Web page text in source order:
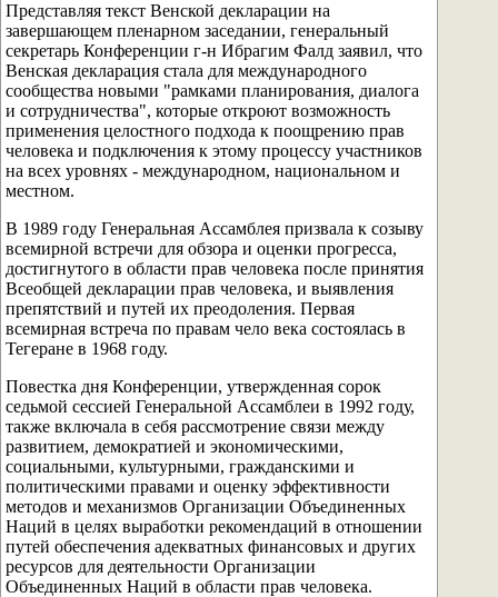
Представляя текст Венской декларации на
завершающем пленарном заседании, генеральный
секретарь Конференции г-н Ибрагим Фалд заявил, что
Венская декларация стала для международного
сообщества новыми "рамками планирования, диалога
и сотрудничества", которые откроют возможность
применения целостного подхода к поощрению прав
человека и подключения к этому процессу участников
на всех уровнях - международном, национальном и
местном.
В 1989 году Генеральная Ассамблея призвала к созыву
всемирной встречи для обзора и оценки прогресса,
достигнутого в области прав человека после принятия
Всеобщей декларации прав человека, и выявления
препятствий и путей их преодоления. Первая
всемирная встреча по правам чело века состоялась в
Тегеране в 1968 году.
Повестка дня Конференции, утвержденная сорок
седьмой сессией Генеральной Ассамблеи в 1992 году,
также включала в себя рассмотрение связи между
развитием, демократией и экономическими,
социальными, культурными, гражданскими и
политическими правами и оценку эффективности
методов и механизмов Организации Объединенных
Наций в целях выработки рекомендаций в отношении
путей обеспечения адекватных финансовых и других
ресурсов для деятельности Организации
Объединенных Наций в области прав человека.